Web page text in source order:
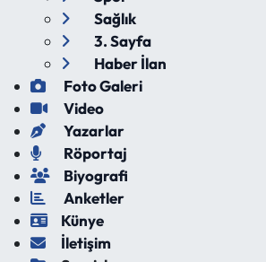
Sağlık
3. Sayfa
Haber İlan
Foto Galeri
Video
Yazarlar
Röportaj
Biyografi
Anketler
Künye
İletişim